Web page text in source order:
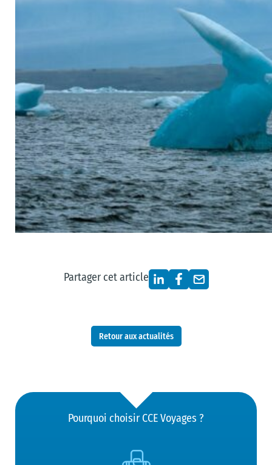
Partager cet article
Retour aux actualités
Pourquoi choisir CCE Voyages ?